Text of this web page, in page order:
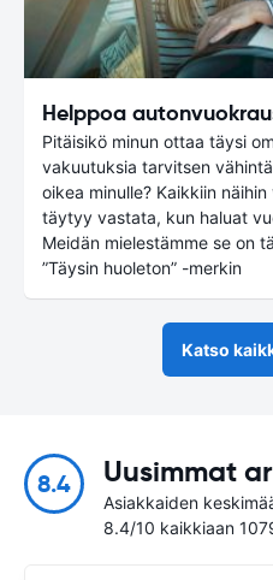
Helppoa
Pitäisikö minun ottaa täysi
vakuutuksia tarvitsen
oikea minulle? Kaikkiin
täytyy vastata, kun haluat
Meidän mielestämme se on
”Täysin huoleton” -merkin
Katso
8.4 Uusimmat
Asiakkaiden
8.4/10 kaikkiaan